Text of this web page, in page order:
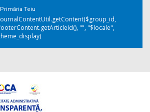
Primăria Teiu
"", "$locale",